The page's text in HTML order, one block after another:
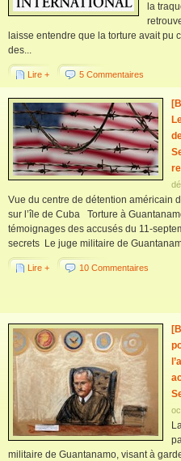
la
laisse entendre que la torture avait pu
des...
Lire + 5 Commentaires
Vue du centre de détention américain
sur l’île de Cuba Torture à
témoignages des accusés du 11-
secrets Le juge militaire de
Lire + 10 Commentaires
militaire de Guantanamo, visant à